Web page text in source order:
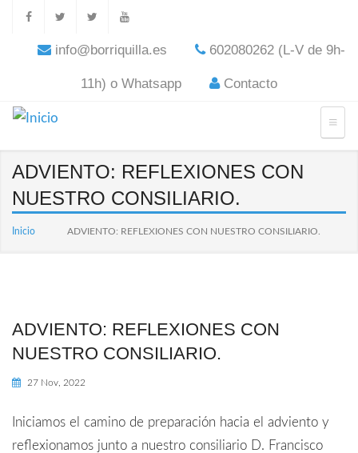
info@borriquilla.es 602080262 (L-V de 9h-
11h) o Whatsapp Contacto
ADVIENTO: REFLEXIONES CON
NUESTRO CONSILIARIO.
Inicio ADVIENTO: REFLEXIONES CON NUESTRO CONSILIARIO.
ADVIENTO: REFLEXIONES CON
NUESTRO CONSILIARIO.
27 Nov, 2022
Iniciamos el camino de preparación hacia el adviento y
reflexionamos junto a nuestro consiliario D. Francisco